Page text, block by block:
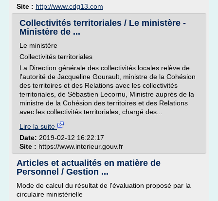
Site : http://www.cdg13.com
Collectivités territoriales / Le ministère -
Ministère de ...
Le ministère
Collectivités territoriales
La Direction générale des collectivités locales relève de
l'autorité de Jacqueline Gourault, ministre de la Cohésion
des territoires et des Relations avec les collectivités
territoriales, de Sébastien Lecornu, Ministre auprès de la
ministre de la Cohésion des territoires et des Relations
avec les collectivités territoriales, chargé des...
Lire la suite
Date: 2019-02-12 16:22:17
Site : https://www.interieur.gouv.fr
Articles et actualités en matière de
Personnel / Gestion ...
Mode de calcul du résultat de l'évaluation proposé par la
circulaire ministérielle